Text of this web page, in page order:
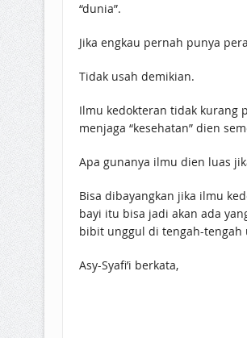
“dunia”.
Jika engkau pernah punya
Tidak usah demikian.
Ilmu kedokteran tidak kurang
menjaga “kesehatan” dien
Apa gunanya ilmu dien luas
Bisa dibayangkan jika ilmu
bayi itu bisa jadi akan ada
bibit unggul di tengah-tengah
Asy-Syafi’i berkata,